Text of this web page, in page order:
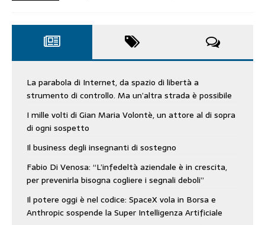
La parabola di Internet, da spazio di libertà a
strumento di controllo. Ma un’altra strada è possibile
I mille volti di Gian Maria Volontè, un attore al di sopra
di ogni sospetto
Il business degli insegnanti di sostegno
Fabio Di Venosa: “L’infedeltà aziendale è in crescita,
per prevenirla bisogna cogliere i segnali deboli”
Il potere oggi è nel codice: SpaceX vola in Borsa e
Anthropic sospende la Super Intelligenza Artificiale